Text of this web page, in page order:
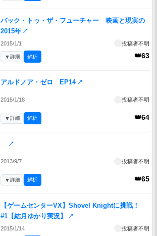
バック・トゥ・ザ・フューチャー 映画と現実の
2015年 ↗
2015/1/1 投稿者不明
👑63
▼詳細 解析
アルドノア・ゼロ EP14 ↗
2015/1/18 投稿者不明
👑64
▼詳細 解析
↗
2013/9/7 投稿者不明
👑65
▼詳細 解析
【ゲームセンターVX】Shovel Knightに挑戦！
#1【結月ゆかり実況】
↗
2015/1/14 投稿者不明